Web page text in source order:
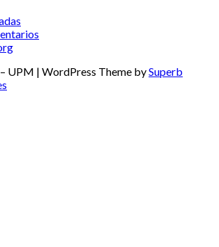
UPM | WordPress Theme bySuperb